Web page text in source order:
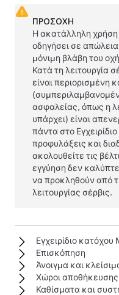
ΠΡΟΣΟΧΗ
Η ακατάλληλη χρήση
οδηγήσει σε
μόνιμη βλάβη του
Κατά τη λειτουργία
είναι περιορισμένη
ασφαλείας, όπως η
υπάρχει) είναι
πάντα στο
προφυλάξεις και
ακολουθείτε τις
εγγύηση δεν
να προκληθούν από
λειτουργίας σέρβις.
Εγχειρίδιο κατόχου
Επισκόπηση
Άνοιγμα και
Χώροι αποθήκευσης
Καθίσματα και